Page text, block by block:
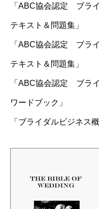
「ABC協会認定 ブラ
テキスト＆問題集」
「ABC協会認定 ブラ
テキスト＆問題集」
「ABC協会認定 ブラ
ワードブック」
「ブライダルビジネス